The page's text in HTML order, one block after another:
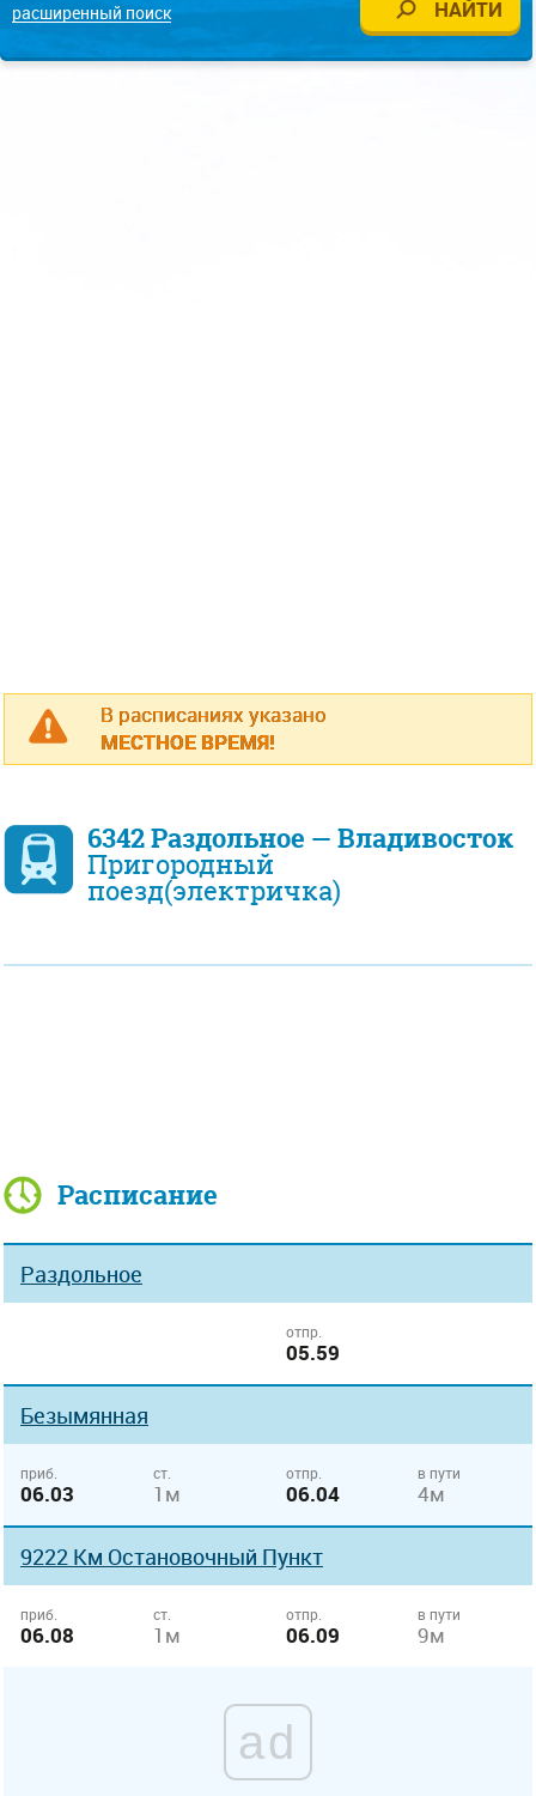
расширенный поиск
В расписаниях указано
МЕСТНОЕ ВРЕМЯ!
6342 Раздольное — Владивосток
Пригородный
поезд(электричка)
Расписание
Раздольное
отпр.
05.59
Безымянная
приб.
06.03
ст.
1м
отпр.
06.04
в пути
4м
9222 Км Остановочный Пункт
приб.
06.08
ст.
1м
отпр.
06.09
в пути
9м
ad